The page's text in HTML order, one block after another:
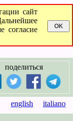
сайт
согласие
поделиться
english italiano